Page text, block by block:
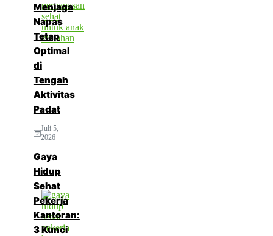
Menjaga
Napas
Tetap
Optimal
di
Tengah
Aktivitas
Padat
Juli 5,
2026
Gaya
Hidup
Sehat
Pekerja
Kantoran:
3 Kunci